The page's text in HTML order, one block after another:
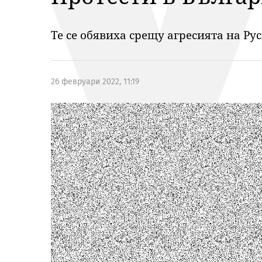
Те се обявиха срещу агресията на
26 февруари 2022, 11:19